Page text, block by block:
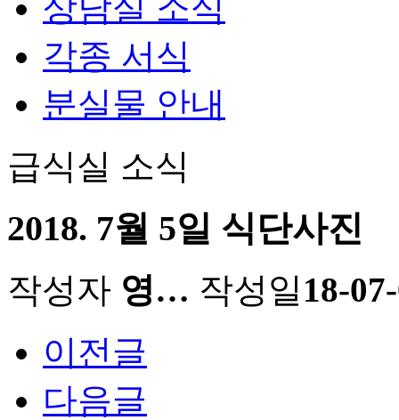
각종 서식
분실물 안내
급식실 소식
2018. 7월 5일 식단사진
작성자 영… 작성일 18-
이전글
다음글